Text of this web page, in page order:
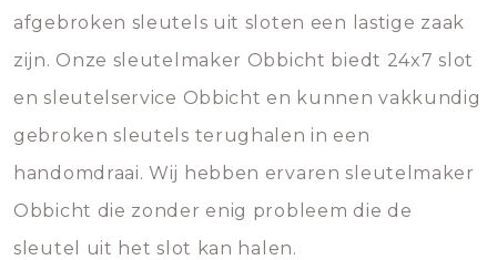
afgebroken sleutels uit sloten een lastige zaak
zijn. Onze sleutelmaker Obbicht biedt 24x7 slot
en sleutelservice Obbicht en kunnen vakkundig
gebroken sleutels terughalen in een
handomdraai. Wij hebben ervaren sleutelmaker
Obbicht die zonder enig probleem die de
sleutel uit het slot kan halen.